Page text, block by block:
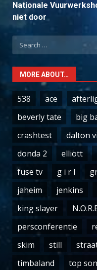
Nationale
niet door
Search
for:
MORE ABOUT…
538 ace
beverly tate
big
crashtest
dalton
donda 2
elliott
fuse tv
g i r l
jaheim
jenkins
king slayer
persconferentie
skim
still
timbaland
top